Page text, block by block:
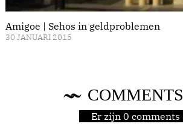
Amigoe | Sehos in geldproblemen
30 JANUARI 2015
COMMENTS
Er zijn 0 comments